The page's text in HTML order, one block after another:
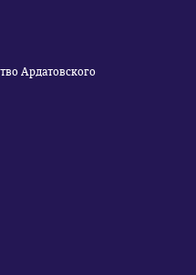
Ардатовского